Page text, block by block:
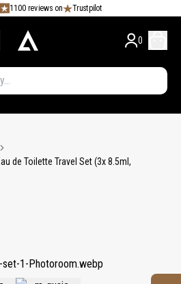
1100 reviews on Trustpilot
0
de Toilette Travel Set (3x 8.5ml,